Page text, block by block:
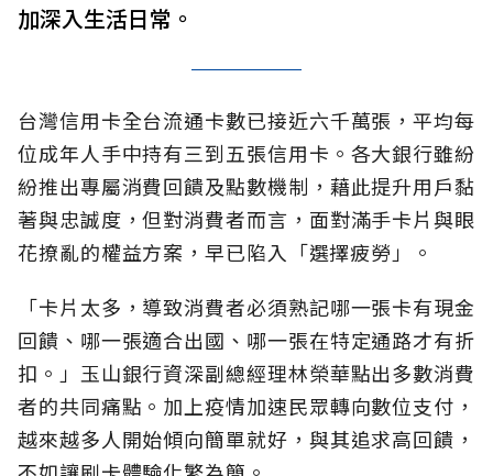
加深入生活日常。
台灣信用卡全台流通卡數已接近六千萬張，平均每
位成年人手中持有三到五張信用卡。各大銀行雖紛
紛推出專屬消費回饋及點數機制，藉此提升用戶黏
著與忠誠度，但對消費者而言，面對滿手卡片與眼
花撩亂的權益方案，早已陷入「選擇疲勞」。
「卡片太多，導致消費者必須熟記哪一張卡有現金
回饋、哪一張適合出國、哪一張在特定通路才有折
扣。」玉山銀行資深副總經理林榮華點出多數消費
者的共同痛點。加上疫情加速民眾轉向數位支付，
越來越多人開始傾向簡單就好，與其追求高回饋，